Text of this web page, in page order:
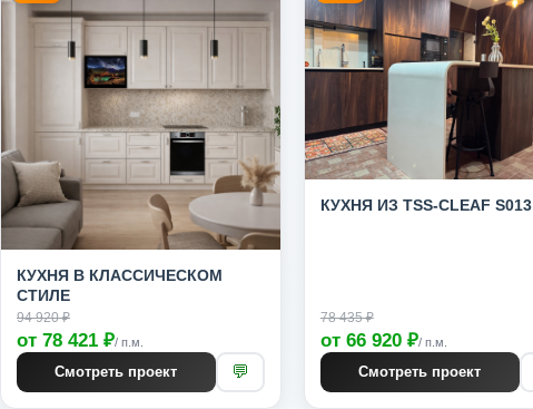
КУХНЯ В КЛАССИЧЕСКОМ
СТИЛЕ
94 920 ₽
от 78 421 ₽/ п.м.
Смотреть проект 💬
КУХНЯ ИЗ TSS-CLEAF S013
78 435 ₽
от 66 920 ₽/ п.м.
Смотреть проект